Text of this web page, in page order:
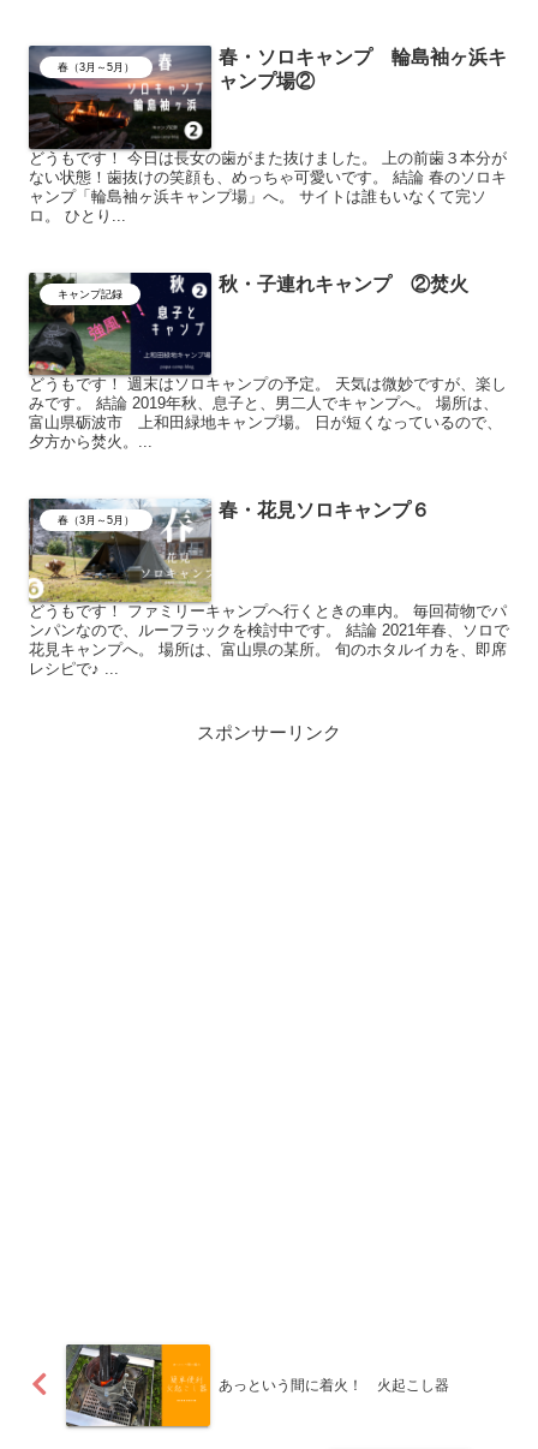
春（3月～5月）
春・ソロキャンプ 輪島袖ヶ浜キ
ャンプ場②
どうもです！ 今日は長女の歯がまた抜けました。 上の前歯３本分が
ない状態！歯抜けの笑顔も、めっちゃ可愛いです。 結論 春のソロキ
ャンプ「輪島袖ヶ浜キャンプ場」へ。 サイトは誰もいなくて完ソ
ロ。 ひとり...
キャンプ記録 秋・子連れキャンプ ②焚火
どうもです！ 週末はソロキャンプの予定。 天気は微妙ですが、楽し
みです。 結論 2019年秋、息子と、男二人でキャンプへ。 場所は、
富山県砺波市 上和田緑地キャンプ場。 日が短くなっているので、
夕方から焚火。...
春（3月～5月） 春・花見ソロキャンプ６
どうもです！ ファミリーキャンプへ行くときの車内。 毎回荷物でパ
ンパンなので、ルーフラックを検討中です。 結論 2021年春、ソロで
花見キャンプへ。 場所は、富山県の某所。 旬のホタルイカを、即席
レシピで♪ ...
スポンサーリンク
あっという間に着火！ 火起こし器